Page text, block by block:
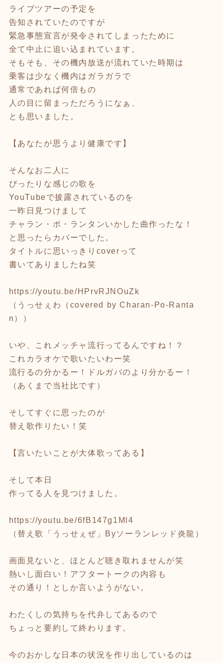
ライブツアーの予定を
告知されていたのですが
緊急事態宣言が発令されてしまったために
全て中止に追い込まれています。
そもそも、その機内放送が流れていた時期は
乗客は少なく機内はガラガラで
通常であれば何倍もの
人の目に留まっただろうになぁ、
とも思いました。
【あなたが思うより健康です】
そんなお二人に
ぴったりな感じの歌を
YouTubeで披露されているのを
一昨日見つけまして
チャラン・ポ・ランタンいかした曲作ったな！
と思ったらカバーでした。
タイトルに思いっきりcoverって
書いてありましたね笑
https://youtu.be/HPrvRJNOuZk
（うっせぇわ（covered by Charan-Po-Ranta
n））
いや、これメッチャ流行ってるんですね！？
これカラオケで歌いたいわー笑
流行るの分かるー！ドルガバのより分かるー！
（あくまで当社比です）
そしてすぐに思ったのが
替え歌作りたい！笑
【言いたいことが大体歌ってある】
そして本日
作ってる人を見つけました。
https://youtu.be/6fB147g1Ml4
（替え歌「うっせぇぜ」Byソーランレッド炎龍）
画面見ないと、ほとんど聴き取れませんが笑
熱いし面白い！アフタートークの内容も
その通り！としか言いようがない。
わたくしの気持ちを代弁してあるので
ちょっと要約して終わります。
今のおかしな日本の状況を作り出しているのは